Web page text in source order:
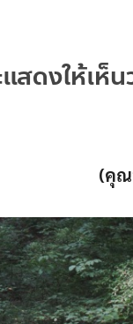
ดงให้เห็น
(คุณ